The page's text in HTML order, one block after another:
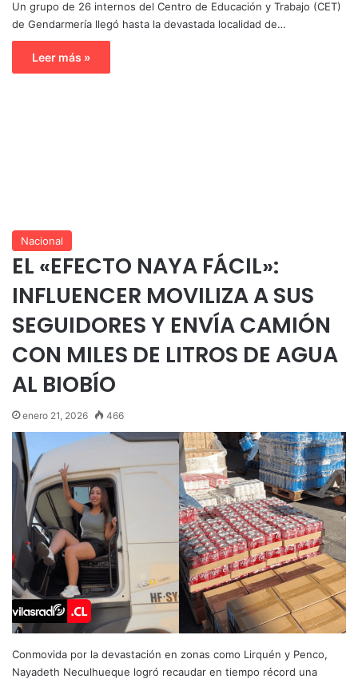
Un grupo de 26 internos del Centro de Educación y Trabajo (CET)
de Gendarmería llegó hasta la devastada localidad de…
Leer más »
Nacional
EL «EFECTO NAYA FÁCIL»:
INFLUENCER MOVILIZA A SUS
SEGUIDORES Y ENVÍA CAMIÓN
CON MILES DE LITROS DE AGUA
AL BIOBÍO
enero 21, 2026 466
Conmovida por la devastación en zonas como Lirquén y Penco,
Nayadeth Neculhueque logró recaudar en tiempo récord una